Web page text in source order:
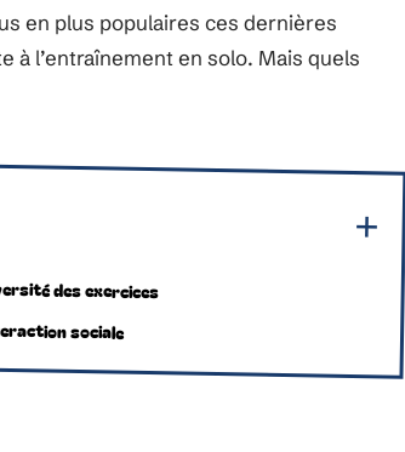
en plus populaires ces dernières
l’entraînement en solo. Mais quels
des exercices
sociale